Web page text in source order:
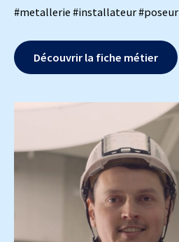
#metallerie #installateur #poseur
Découvrir la fiche métier